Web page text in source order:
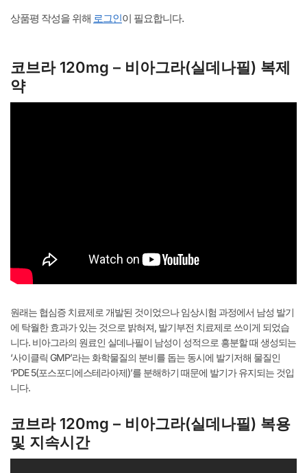
상품평 작성을 위해 로그인이 필요합니다.
코브라 120mg – 비아그라(실데나필) 복제
약
원래는 협심증 치료제로 개발된 것이었으나 임상시험 과정에서 남성 발기
에 탁월한 효과가 있는 것으로 밝혀져, 발기부전 치료제로 쓰이게 되었습
니다. 비아그라의 원료인 실데나필이 남성이 성적으로 흥분할 때 생성되는
‘사이클릭 GMP’라는 화학물질의 분비를 돕는 동시에 발기저해 물질인
‘PDE 5(포스포디에스테라아제)’를 분해하기 때문에 발기가 유지되는 것입
니다.
코브라 120mg – 비아그라(실데나필) 복용
및 지속시간